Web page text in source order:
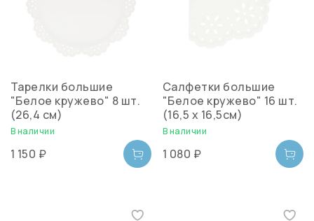
Тарелки большие
"Белое кружево" 8 шт.
(26,4 см)
В наличии
1 150 ₽
Салфетки большие
"Белое кружево" 16 шт.
(16,5 х 16,5см)
В наличии
1 080 ₽